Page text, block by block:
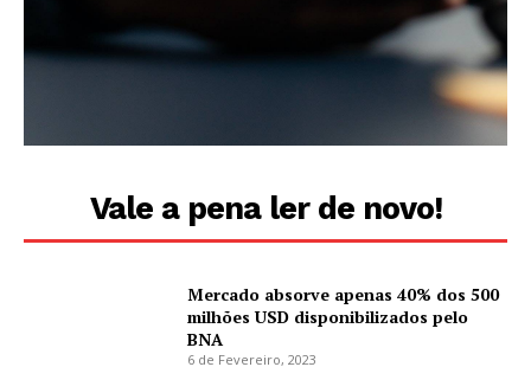
Vale a pena ler de novo!
Mercado absorve apenas 40% dos 500
milhões USD disponibilizados pelo
BNA
6 de Fevereiro, 2023